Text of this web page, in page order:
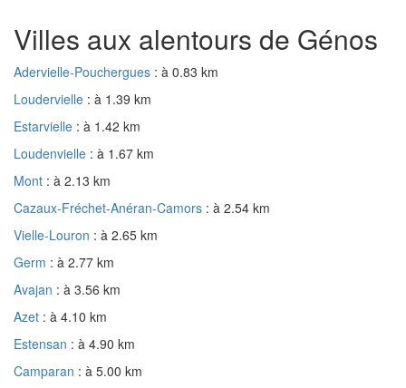
Villes aux alentours de Génos
Adervielle-Pouchergues : à 0.83 km
Loudervielle : à 1.39 km
Estarvielle : à 1.42 km
Loudenvielle : à 1.67 km
Mont : à 2.13 km
Cazaux-Fréchet-Anéran-Camors : à 2.54 km
Vielle-Louron : à 2.65 km
Germ : à 2.77 km
Avajan : à 3.56 km
Azet : à 4.10 km
Estensan : à 4.90 km
Camparan : à 5.00 km